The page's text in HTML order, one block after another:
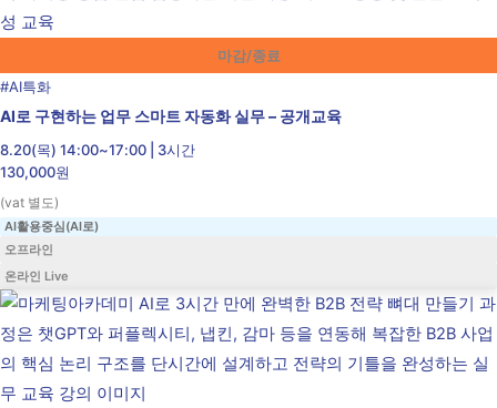
마감/종료
#AI특화
AI로 구현하는 업무 스마트 자동화 실무 – 공개교육
8.20(목) 14:00~17:00 | 3시간
130,000원
(vat 별도)
AI활용중심(AI로)
오프라인
온라인 Live